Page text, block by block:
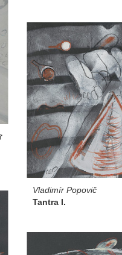
Vladimír Popovič
Tantra I.